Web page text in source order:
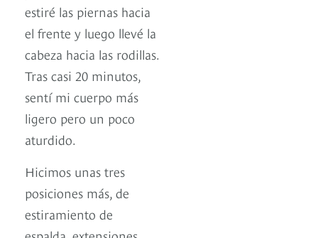
estiré las piernas hacia
el frente y luego llevé la
cabeza hacia las rodillas.
Tras casi 20 minutos,
sentí mi cuerpo más
ligero pero un poco
aturdido.
Hicimos unas tres
posiciones más, de
estiramiento de